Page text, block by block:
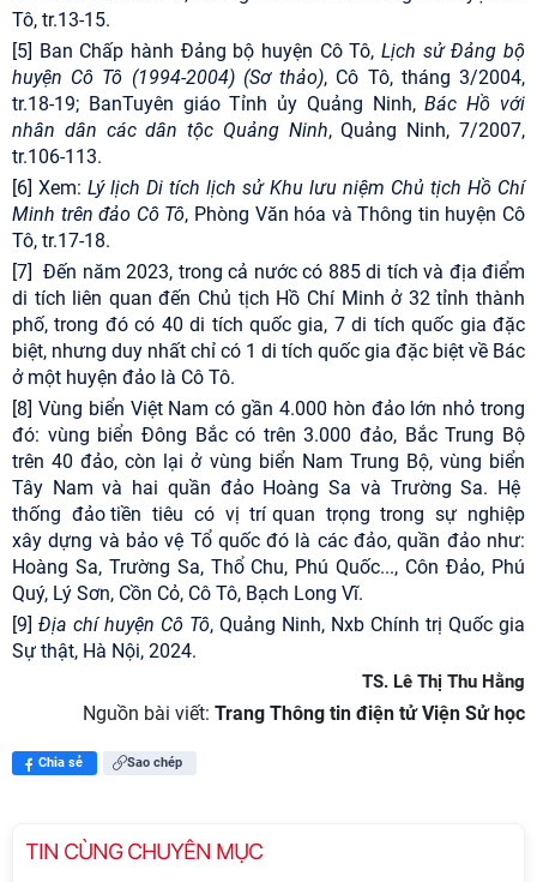
Tô, tr.13-15.
[5] Ban Chấp hành Đảng bộ huyện Cô Tô, Lịch sử Đảng bộ
huyện Cô Tô (1994-2004) (Sơ thảo), Cô Tô, tháng 3/2004,
tr.18-19; BanTuyên giáo Tỉnh ủy Quảng Ninh,Bác Hồ với
nhân dân các dân tộc Quảng Ninh, Quảng Ninh, 7/2007,
tr.106-113.
[6] Xem: Lý lịch Di tích lịch sử Khu lưu niệm Chủ tịch Hồ Chí
Minh trên đảo Cô Tô, Phòng Văn hóa và Thông tin huyện Cô
Tô, tr.17-18.
[7] Đến năm 2023, trong cả nước có 885 di tích và địa điểm
di tích liên quan đến Chủ tịch Hồ Chí Minh ở 32 tỉnh thành
phố, trong đó có 40 di tích quốc gia, 7 di tích quốc gia đặc
biệt, nhưng duy nhất chỉ có 1 di tích quốc gia đặc biệt về Bác
ở một huyện đảo là Cô Tô.
[8] Vùng biển Việt Nam có gần 4.000 hòn đảo lớn nhỏ trong
đó: vùng biển Đông Bắc có trên 3.000 đảo, Bắc Trung Bộ
trên 40 đảo, còn lại ở vùng biển Nam Trung Bộ, vùng biển
Tây Nam và hai quần đảo Hoàng Sa và Trường Sa. Hệ
thống đảo tiền tiêu có vị trí quan trọng trong sự nghiệp
xây dựng và bảo vệ Tổ quốc đó là các đảo, quần đảo như:
Hoàng Sa, Trường Sa, Thổ Chu, Phú Quốc..., Côn Đảo, Phú
Quý, Lý Sơn, Cồn Cỏ, Cô Tô, Bạch Long Vĩ.
[9] Địa chí huyện Cô Tô, Quảng Ninh, Nxb Chính trị Quốc gia
Sự thật, Hà Nội, 2024.
TS. Lê Thị Thu Hằng
Nguồn bài viết: Trang Thông tin điện tử Viện Sử học
Chia sẻ Sao chép
TIN CÙNG CHUYÊN MỤC